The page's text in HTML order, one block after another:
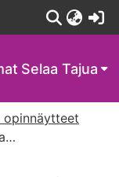
Selaa Tajua
opinnäytteet
"Ihmisenä ihmiselle" : laadullinen tapaustutkimus kolmen pedagogin interkulttuurisista kokemuksista ja osallisuuden edistämisestä musiikin parissa